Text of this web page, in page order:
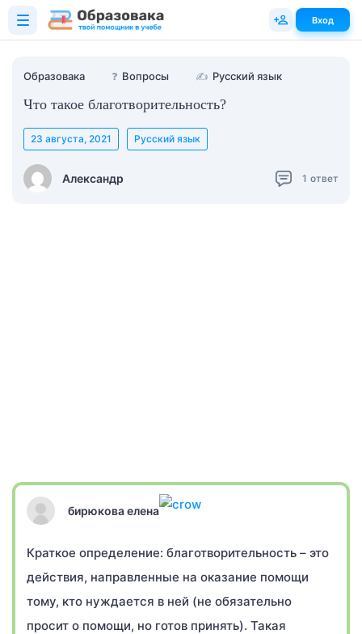
Образовака ❓ Вопросы ✍ Русский язык
Что такое благотворительность?
Александр
23 августа, 2021 Русский язык
1 ответ
бирюкова елена
Краткое определение: благотворительность – это
действия, направленные на оказание помощи
тому, кто нуждается в ней (не обязательно
просит о помощи, но готов принять). Такая
Вход